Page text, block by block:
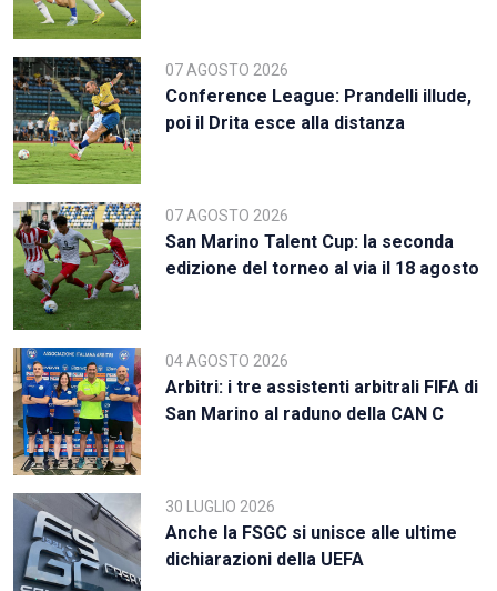
07 AGOSTO 2026
Conference League: Prandelli illude,
poi il Drita esce alla distanza
07 AGOSTO 2026
San Marino Talent Cup: la seconda
edizione del torneo al via il 18 agosto
04 AGOSTO 2026
Arbitri: i tre assistenti arbitrali FIFA di
San Marino al raduno della CAN C
30 LUGLIO 2026
Anche la FSGC si unisce alle ultime
dichiarazioni della UEFA